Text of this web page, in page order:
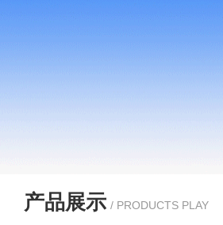
产品展示 / PRODUCTS PLAY